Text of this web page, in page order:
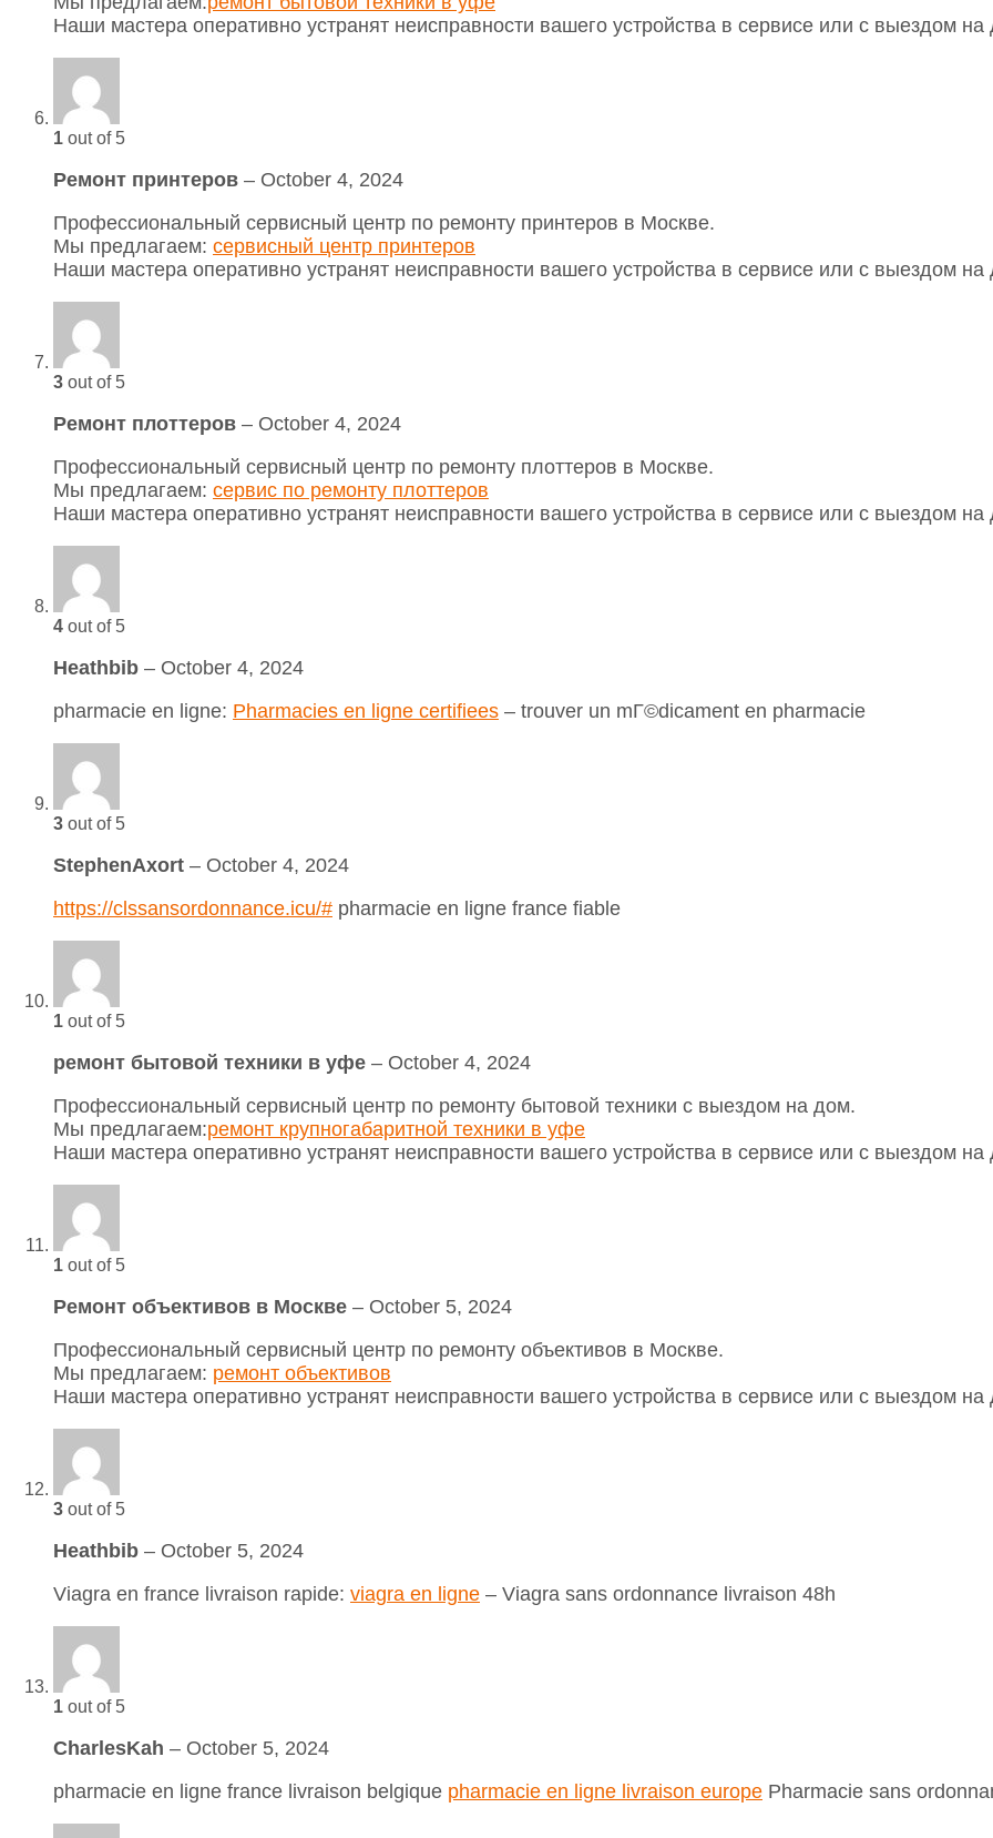
Наши мастера оперативно устранят неисправности вашего устройства в сервисе или с выездом на
1 out of 5
Ремонт принтеров – October 4, 2024
Профессиональный сервисный центр по ремонту принтеров в Москве.
Мы предлагаем: сервисный центр принтеров
Наши мастера оперативно устранят неисправности вашего устройства в сервисе или с выездом на
3 out of 5
Ремонт плоттеров – October 4, 2024
Профессиональный сервисный центр по ремонту плоттеров в Москве.
Мы предлагаем: сервис по ремонту плоттеров
Наши мастера оперативно устранят неисправности вашего устройства в сервисе или с выездом на
4 out of 5
Heathbib – October 4, 2024
pharmacie en ligne: Pharmacies en ligne certifiees – trouver un mГ©dicament en pharmacie
3 out of 5
StephenAxort – October 4, 2024
https://clssansordonnance.icu/# pharmacie en ligne france fiable
1 out of 5
ремонт бытовой техники в уфе – October 4, 2024
Профессиональный сервисный центр по ремонту бытовой техники с выездом на дом.
Мы предлагаем:ремонт крупногабаритной техники в уфе
Наши мастера оперативно устранят неисправности вашего устройства в сервисе или с выездом на
1 out of 5
Ремонт объективов в Москве – October 5, 2024
Профессиональный сервисный центр по ремонту объективов в Москве.
Мы предлагаем: ремонт объективов
Наши мастера оперативно устранят неисправности вашего устройства в сервисе или с выездом на
3 out of 5
Heathbib – October 5, 2024
Viagra en france livraison rapide: viagra en ligne – Viagra sans ordonnance livraison 48h
1 out of 5
CharlesKah – October 5, 2024
pharmacie en ligne france livraison belgique pharmacie en ligne livraison europe Pharmacie sans